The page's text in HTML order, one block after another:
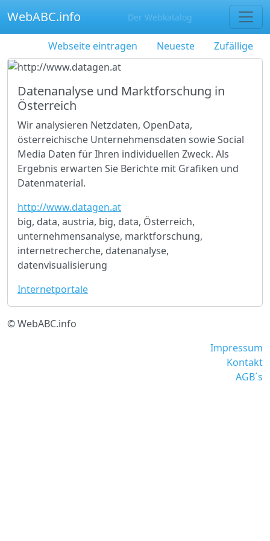
WebABC.info Der Webkatalog
Webseite eintragen Neueste Zufällige
Datenanalyse und Marktforschung in
Österreich
Wir analysieren Netzdaten, OpenData,
österreichische Unternehmensdaten sowie Social
Media Daten für Ihren individuellen Zweck. Als
Ergebnis erwarten Sie Berichte mit Grafiken und
Datenmaterial.
http://www.datagen.at
big, data, austria, big, data, Österreich,
unternehmensanalyse, marktforschung,
internetrecherche, datenanalyse,
datenvisualisierung
Internetportale
© WebABC.info
Impressum
Kontakt
AGB´s